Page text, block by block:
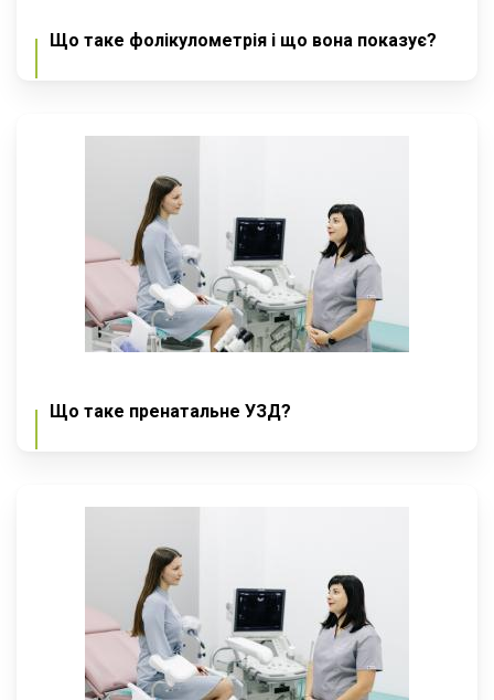
Що таке фолікулометрія і що вона показує?
Що таке пренатальне УЗД?